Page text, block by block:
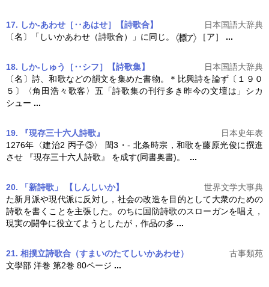
17. しか‐あわせ［‥あはせ］【詩歌合】
日本国語大辞典
〔名〕「しいかあわせ（詩歌合）」に同じ。 ［ア］ ...
18. しか‐しゅう［‥シフ］【詩歌集】
日本国語大辞典
〔名〕詩、和歌などの韻文を集めた書物。＊比興詩を論ず〔１９０
５〕〈角田浩々歌客〉五「詩歌集の刊行多き昨今の文壇は」シカ
シュー ...
19. 『現存三十六人詩歌』
日本史年表
1276年〈建治2 丙子③〉 閏3・‐ 北条時宗，和歌を藤原光俊に撰進
させ 『現存三十六人詩歌 』 を成す(同書奥書)。 ...
20. 「新詩歌」 【しんしいか】
世界文学大事典
た新月派や現代派に反対し，社会の改造を目的として大衆のための
詩歌を書くことを主張した。のちに国防詩歌のスローガンを唱え，
現実の闘争に役立てようとしたが，作品の多 ...
21. 相撲立詩歌合 （すまいのたてしいかあわせ）
古事類苑
文學部 洋巻 第2巻 80ページ ...